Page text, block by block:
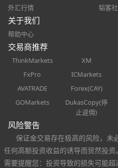
外汇行情 韬客
关于我们
帮助中心
交易商推荐
ThinkMarkets XM
FxPro
ICMarkets
AVATRADE
Forex(CAY)
GOMarkets
DukasCopy(停
止返佣)
风险警告
保证金交易存在极高的风险，未
任何高额投资收益的诱导而贸然投资
需要提醒您：投资导致的损失可能